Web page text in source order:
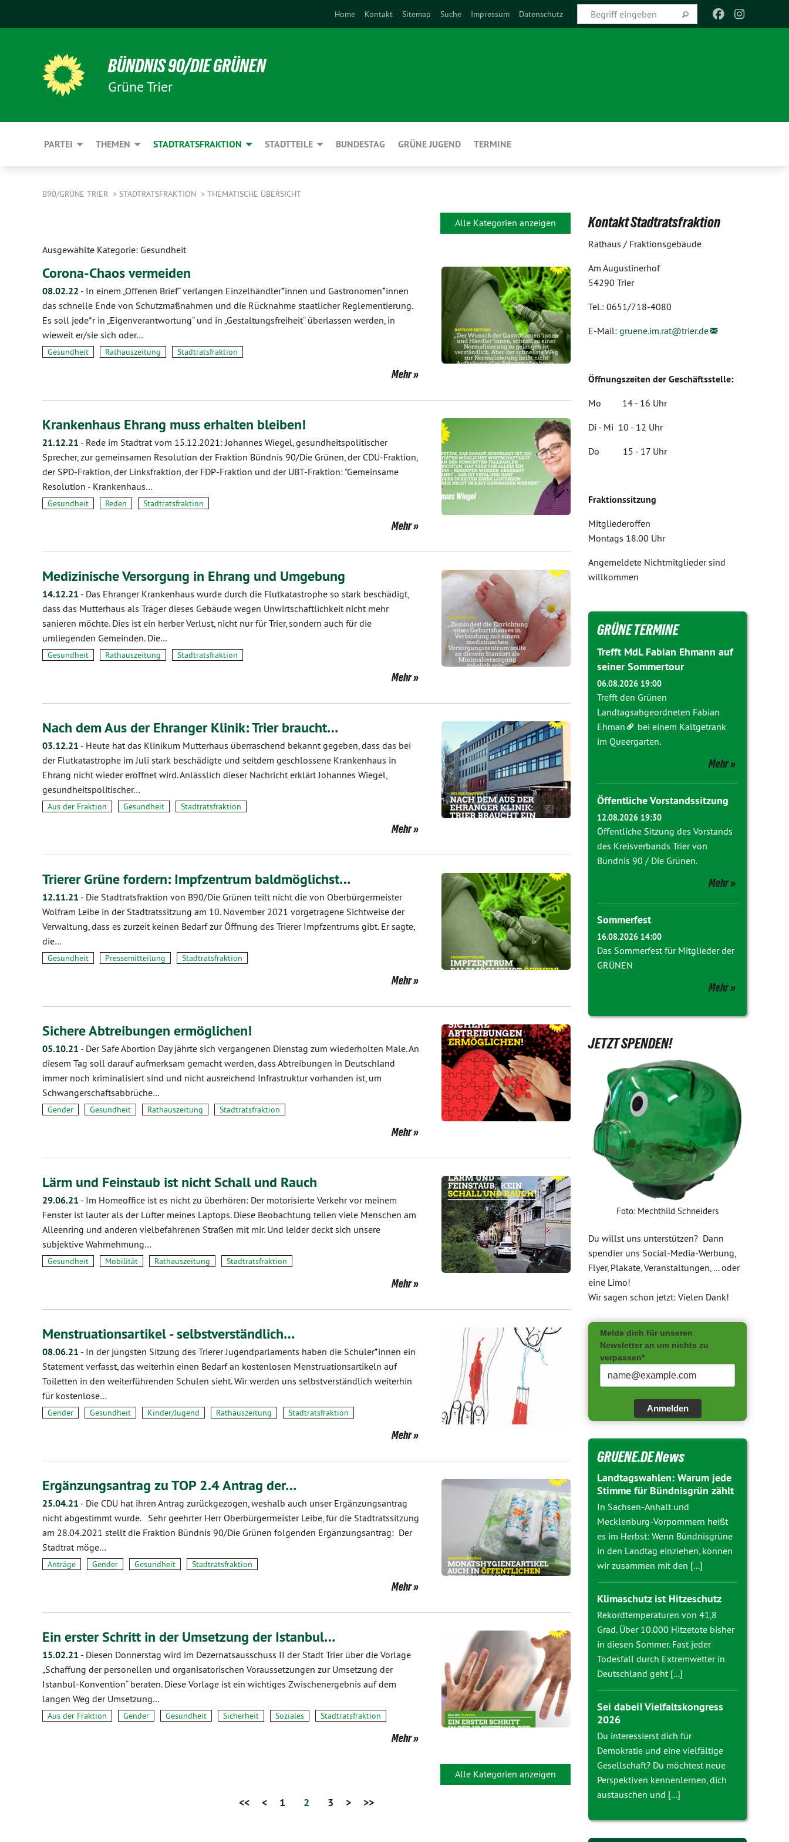
Home Kontakt Sitemap Suche Impressum Datenschutz
BÜNDNIS 90/DIE GRÜNEN
Grüne Trier
PARTEI THEMEN STADTRATSFRAKTION STADTTEILE BUNDESTAG GRÜNE JUGEND TERMINE
B90/GRÜNE TRIER STADTRATSFRAKTION THEMATISCHE ÜBERSICHT
Alle Kategorien anzeigen
Ausgewählte Kategorie: Gesundheit
Corona-Chaos vermeiden
08.02.22 - In einem „Offenen Brief“ verlangen Einzelhändler*innen und Gastronomen*innen
das schnelle Ende von Schutzmaßnahmen und die Rücknahme staatlicher Reglementierung.
Es soll jede*r in „Eigenverantwortung“ und in „Gestaltungsfreiheit“ überlassen werden, in
wieweit er/sie sich oder…
Gesundheit Rathauszeitung Stadtratsfraktion
Mehr
Krankenhaus Ehrang muss erhalten bleiben!
21.12.21 - Rede im Stadtrat vom 15.12.2021: Johannes Wiegel, gesundheitspolitischer
Sprecher, zur gemeinsamen Resolution der Fraktion Bündnis 90/Die Grünen, der CDU-Fraktion,
der SPD-Fraktion, der Linksfraktion, der FDP-Fraktion und der UBT-Fraktion: "Gemeinsame
Resolution - Krankenhaus…
Gesundheit Reden Stadtratsfraktion
Mehr
Medizinische Versorgung in Ehrang und Umgebung
14.12.21 - Das Ehranger Krankenhaus wurde durch die Flutkatastrophe so stark beschädigt,
dass das Mutterhaus als Träger dieses Gebäude wegen Unwirtschaftlichkeit nicht mehr
sanieren möchte. Dies ist ein herber Verlust, nicht nur für Trier, sondern auch für die
umliegenden Gemeinden. Die…
Gesundheit Rathauszeitung Stadtratsfraktion
Mehr
Nach dem Aus der Ehranger Klinik: Trier braucht…
03.12.21 - Heute hat das Klinikum Mutterhaus überraschend bekannt gegeben, dass das bei
der Flutkatastrophe im Juli stark beschädigte und seitdem geschlossene Krankenhaus in
Ehrang nicht wieder eröffnet wird. Anlässlich dieser Nachricht erklärt Johannes Wiegel,
gesundheitspolitischer…
Aus der Fraktion Gesundheit Stadtratsfraktion
Mehr
Trierer Grüne fordern: Impfzentrum baldmöglichst…
12.11.21 - Die Stadtratsfraktion von B90/Die Grünen teilt nicht die von Oberbürgermeister
Wolfram Leibe in der Stadtratssitzung am 10. November 2021 vorgetragene Sichtweise der
Verwaltung, dass es zurzeit keinen Bedarf zur Öffnung des Trierer Impfzentrums gibt. Er sagte,
die…
Gesundheit Pressemitteilung Stadtratsfraktion
Mehr
Sichere Abtreibungen ermöglichen!
05.10.21 - Der Safe Abortion Day jährte sich vergangenen Dienstag zum wiederholten Male. An
diesem Tag soll darauf aufmerksam gemacht werden, dass Abtreibungen in Deutschland
immer noch kriminalisiert sind und nicht ausreichend Infrastruktur vorhanden ist, um
Schwangerschaftsabbrüche…
Gender Gesundheit Rathauszeitung Stadtratsfraktion
Mehr
Lärm und Feinstaub ist nicht Schall und Rauch
29.06.21 - Im Homeoffice ist es nicht zu überhören: Der motorisierte Verkehr vor meinem
Fenster ist lauter als der Lüfter meines Laptops. Diese Beobachtung teilen viele Menschen am
Alleenring und anderen vielbefahrenen Straßen mit mir. Und leider deckt sich unsere
subjektive Wahrnehmung…
Gesundheit Mobilität Rathauszeitung Stadtratsfraktion
Mehr
Menstruationsartikel - selbstverständlich…
08.06.21 - In der jüngsten Sitzung des Trierer Jugendparlaments haben die Schüler*innen ein
Statement verfasst, das weiterhin einen Bedarf an kostenlosen Menstruationsartikeln auf
Toiletten in den weiterführenden Schulen sieht. Wir werden uns selbstverständlich weiterhin
für kostenlose…
Gender Gesundheit Kinder/Jugend Rathauszeitung Stadtratsfraktion
Mehr
Ergänzungsantrag zu TOP 2.4 Antrag der…
25.04.21 - Die CDU hat ihren Antrag zurückgezogen, weshalb auch unser Ergänzungsantrag
nicht abgestimmt wurde. Sehr geehrter Herr Oberbürgermeister Leibe, für die Stadtratssitzung
am 28.04.2021 stellt die Fraktion Bündnis 90/Die Grünen folgenden Ergänzungsantrag: Der
Stadtrat möge…
Anträge Gender Gesundheit Stadtratsfraktion
Mehr
Ein erster Schritt in der Umsetzung der Istanbul…
15.02.21 - Diesen Donnerstag wird im Dezernatsausschuss II der Stadt Trier über die Vorlage
„Schaffung der personellen und organisatorischen Voraussetzungen zur Umsetzung der
Istanbul-Konvention“ beraten. Diese Vorlage ist ein wichtiges Zwischenergebnis auf dem
langen Weg der Umsetzung…
Aus der Fraktion Gender Gesundheit Sicherheit Soziales Stadtratsfraktion
Mehr
Alle Kategorien anzeigen
<< < 1 2 3 > >>
Kontakt Stadtratsfraktion
Rathaus / Fraktionsgebäude
Am Augustinerhof
54290 Trier
Tel.: 0651/718-4080
E-Mail: gruene.im.rat@trier.de
Öffnungszeiten der Geschäftsstelle:
Mo 14 - 16 Uhr
Di - Mi 10 - 12 Uhr
Do 15 - 17 Uhr
Fraktionssitzung
Mitgliederoffen
Montags 18.00 Uhr
Angemeldete Nichtmitglieder sind
willkommen
GRÜNE TERMINE
Trefft MdL Fabian Ehmann auf
seiner Sommertour
06.08.2026 19:00
Trefft den Grünen
Landtagsabgeordneten Fabian
Ehman
bei einem Kaltgetränk
im Queergarten.
Mehr
Öffentliche Vorstandssitzung
12.08.2026 19:30
Öffentliche Sitzung des Vorstands
des Kreisverbands Trier von
Bündnis 90 / Die Grünen.
Mehr
Sommerfest
16.08.2026 14:00
Das Sommerfest für Mitglieder der
GRÜNEN
Mehr
JETZT SPENDEN!
Foto: Mechthild Schneiders
Du willst uns unterstützen? Dann
spendier uns Social-Media-Werbung,
Flyer, Plakate, Veranstaltungen, ... oder
eine Limo!
Wir sagen schon jetzt: Vielen Dank!
Melde dich für unseren
Newsletter an um nichts zu
verpassen*
Anmelden
GRUENE.DE News
Landtagswahlen: Warum jede
Stimme für Bündnisgrün zählt
In Sachsen-Anhalt und
Mecklenburg-Vorpommern heißt
es im Herbst: Wenn Bündnisgrüne
in den Landtag einziehen, können
wir zusammen mit den [...]
Klimaschutz ist Hitzeschutz
Rekordtemperaturen von 41,8
Grad. Über 10.000 Hitzetote bisher
in diesen Sommer. Fast jeder
Todesfall durch Extremwetter in
Deutschland geht [...]
Sei dabei! Vielfaltskongress
2026
Du interessierst dich für
Demokratie und eine vielfältige
Gesellschaft? Du möchtest neue
Perspektiven kennenlernen, dich
austauschen und [...]